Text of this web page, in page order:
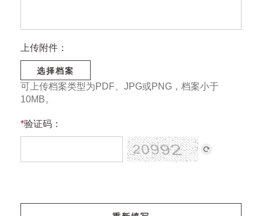
上传附件：
选择档案
可上传档案类型为PDF、JPG或PNG，档案小于
10MB。
*验证码：